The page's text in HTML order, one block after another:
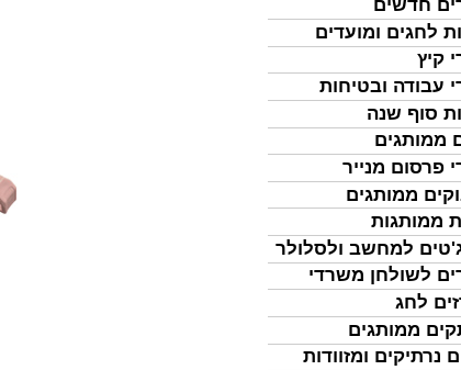
חדשים
לחגים ומועדים
קיץ
עבודה ובטיחות
סוף שנה
ממותגים
פרסום מנייר
ממותגים
ממותגות
למחשב ולסלולר
לשולחן משרדי
לחג
ממותגים
נרתיקים ומזוודות